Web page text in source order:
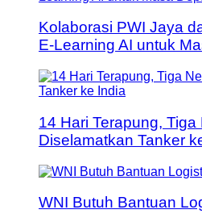
Kolaborasi PWI Jaya
E-Learning AI untuk
14 Hari Terapung, Tiga
Diselamatkan Tanker
WNI Butuh Bantuan